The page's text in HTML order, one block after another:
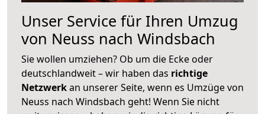
Unser Service für Ihren Umzug
von Neuss nach Windsbach
Sie wollen umziehen? Ob um die Ecke oder
deutschlandweit – wir haben das richtige
Netzwerkan unserer Seite, wenn es Umzüge von
Neuss nach Windsbach geht! Wenn Sie nicht